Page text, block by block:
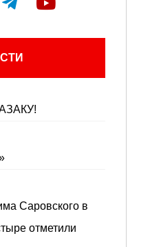
Саровского в
отметили